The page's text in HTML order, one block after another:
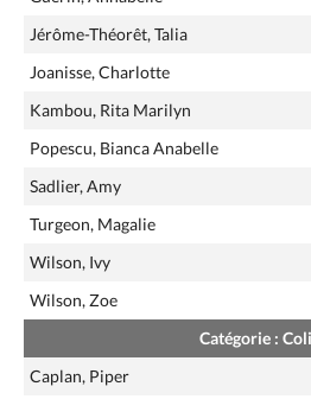
Jérôme-Théorêt, Talia
Joanisse, Charlotte
Kambou, Rita Marilyn
Popescu, Bianca Anabelle
Sadlier, Amy
Turgeon, Magalie
Wilson, Ivy
Wilson, Zoe
Catégorie :
Caplan, Piper